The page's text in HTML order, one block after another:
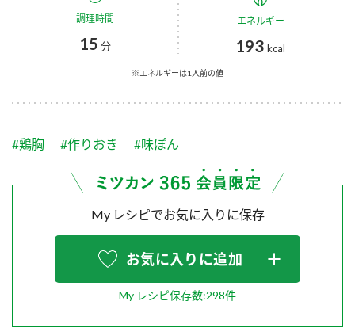
スープ 中華
ふりかけ
炊き込みご飯の素 米飯用調味液
つゆ
PIN印
スペシャルサイト
企業理念
ミツカンの歴史
ミツカンを知る
環境への取り組み
ZENB initiative
MIM（ミツカンミュージアム）
販売終了製品のご案内
よくあるご質問
調理時間
15 分
エネルギー
193 kcal
※エネルギーは1人前の値
#鶏胸 #作りおき #味ぽん
My レシピでお気に入りに保存
お気に入りに追加
My レシピ保存数:298件